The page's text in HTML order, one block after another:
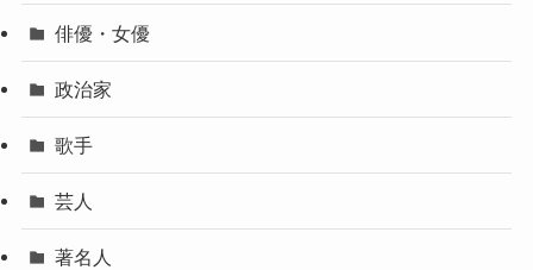
俳優・女優
政治家
歌手
芸人
著名人